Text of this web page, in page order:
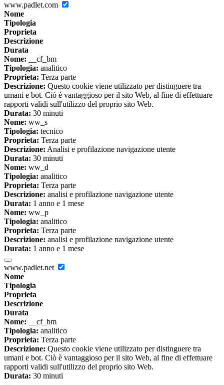
www.padlet.com
Nome
Tipologia
Proprieta
Descrizione
Durata
Nome: __cf_bm
Tipologia: analitico
Proprieta: Terza parte
Descrizione: Questo cookie viene utilizzato per distinguere tra
umani e bot. Ciò è vantaggioso per il sito Web, al fine di effettuare
rapporti validi sull'utilizzo del proprio sito Web.
Durata: 30 minuti
Nome: ww_s
Tipologia: tecnico
Proprieta: Terza parte
Descrizione: Analisi e profilazione navigazione utente
Durata: 30 minuti
Nome: ww_d
Tipologia: analitico
Proprieta: Terza parte
Descrizione: analisi e profilazione navigazione utente
Durata: 1 anno e 1 mese
Nome: ww_p
Tipologia: analitico
Proprieta: Terza parte
Descrizione: analisi e profilazione navigazione utente
Durata: 1 anno e 1 mese
www.padlet.net
Nome
Tipologia
Proprieta
Descrizione
Durata
Nome: __cf_bm
Tipologia: analitico
Proprieta: Terza parte
Descrizione: Questo cookie viene utilizzato per distinguere tra
umani e bot. Ciò è vantaggioso per il sito Web, al fine di effettuare
rapporti validi sull'utilizzo del proprio sito Web.
Durata: 30 minuti